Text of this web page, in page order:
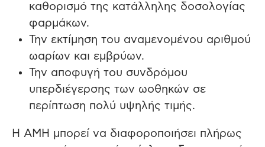
καθορισμό της κατάλληλης δοσολογίας
φαρμάκων.
Την εκτίμηση του αναμενομένου αριθμού
ωαρίων και εμβρύων.
Την αποφυγή του συνδρόμου
υπερδιέγερσης των ωοθηκών σε
περίπτωση πολύ υψηλής τιμής.
Η AMH μπορεί να διαφοροποιήσει πλήρως